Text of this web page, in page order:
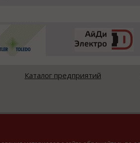
Каталог предприятий